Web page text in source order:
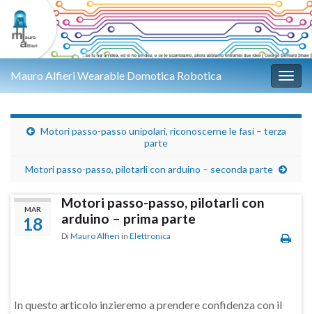
Mauro Alfieri Wearable Domotica Robotica
Motori passo-passo unipolari, riconoscerne le fasi – terza
parte
Motori passo-passo, pilotarli con arduino – seconda parte
MAR
18
Motori passo-passo, pilotarli con
arduino – prima parte
DiMauro Alfieri in Elettronica
In questo articolo inzieremo a prendere confidenza con il